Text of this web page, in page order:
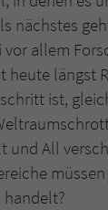
nächstes
allem
heute längst
ist,
und All
handelt?